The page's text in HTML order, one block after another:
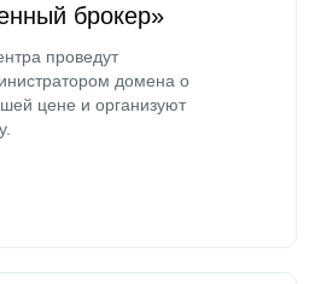
брокер»
проведут
домена о
цене и организуют